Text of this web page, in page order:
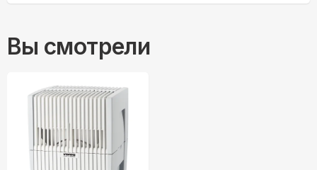
Вы смотрели